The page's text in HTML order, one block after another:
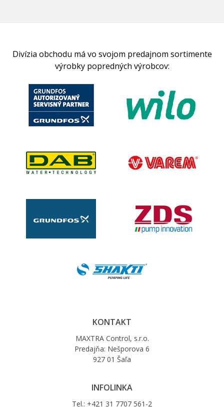
Divízia obchodu má vo svojom predajnom sortimente
výrobky popredných výrobcov:
KONTAKT
MAXTRA Control, s.r.o.
Predajňa: Nešporova 6
927 01 Šaľa
INFOLINKA
Tel.: +421 31 7707 561-2